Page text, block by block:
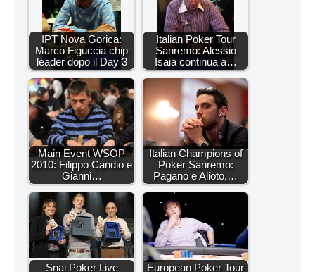
IPT Nova Gorica:
Marco Figuccia chip
leader dopo il Day 3
Italian Poker Tour
Sanremo: Alessio
Isaia continua a…
Main Event WSOP
2010: Filippo Candio e
Gianni…
Italian Champions of
Poker Sanremo:
Pagano e Alioto,…
Snai Poker Live
European Poker Tour